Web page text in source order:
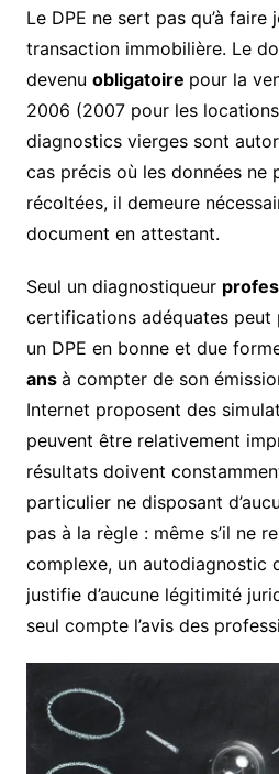
Le DPE ne sert pas qu’à
transaction immobilière. Le
devenu obligatoire pour la
2006 (2007 pour les
diagnostics vierges sont
cas précis où les données ne
récoltées, il demeure
document en attestant.
Seul un diagnostiqueur
certifications adéquates peut
un DPE en bonne et due
ans à compter de son
Internet proposent des
peuvent être relativement
résultats doivent
particulier ne disposant
pas à la règle : même s’il ne
complexe, un autodiagnostic
justifie d’aucune légitimité
seul compte l’avis des